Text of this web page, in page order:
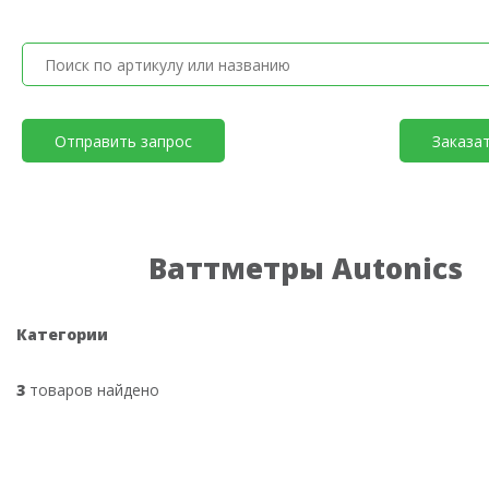
Отправить запрос
Ваттметры Autonics
Категории
3 товаров найдено